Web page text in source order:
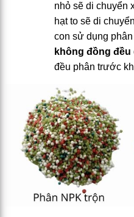
nhỏ sẽ di chuyển
hạt to sẽ di
con sử dụng
không đồng
đều phân trước